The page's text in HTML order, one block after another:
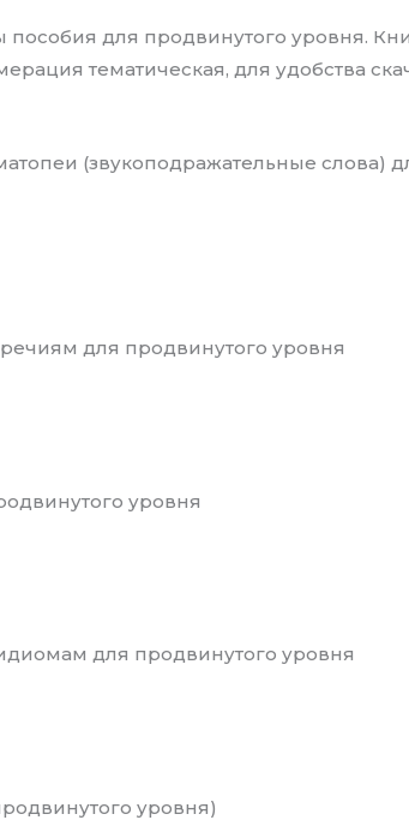
для продвинутого уровня.
тематическая, для удобства
(звукоподражательные слова)
для продвинутого уровня
уровня
для продвинутого уровня
уровня)